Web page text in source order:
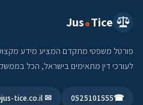
Jus Tice
פורטל משפטי מתקדם המציע מידע
לעורכי דין מתאימים בישראל, הכל
☎
0525101555
✉ info@jus-tice.co.il